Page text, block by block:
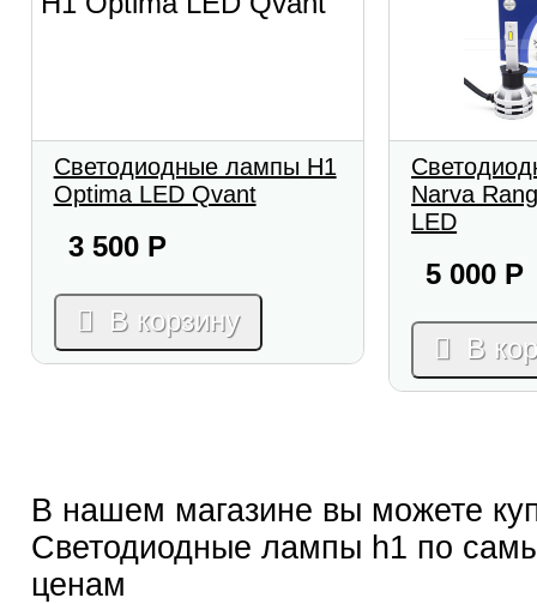
Светодиодные лампы H1
Optima LED Qvant
3 500 Р
В корзину
Narva
LED
5 000 Р
В
В нашем магазине вы можете
Светодиодные лампы h1 по
ценам